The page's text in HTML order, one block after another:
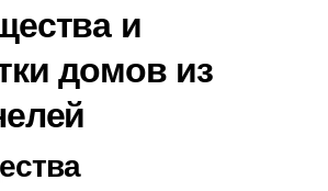
и
домов из